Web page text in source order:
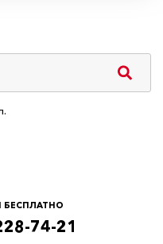
БЕСПЛАТНО
74-21